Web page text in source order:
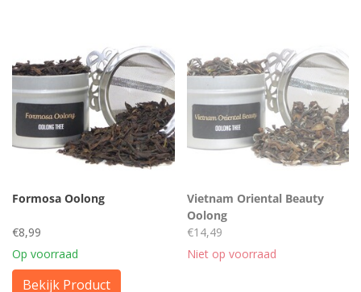
Formosa Oolong
€8,99
Op voorraad
Bekijk Product
Vietnam Oriental Beauty
Oolong
€14,49
Niet op voorraad